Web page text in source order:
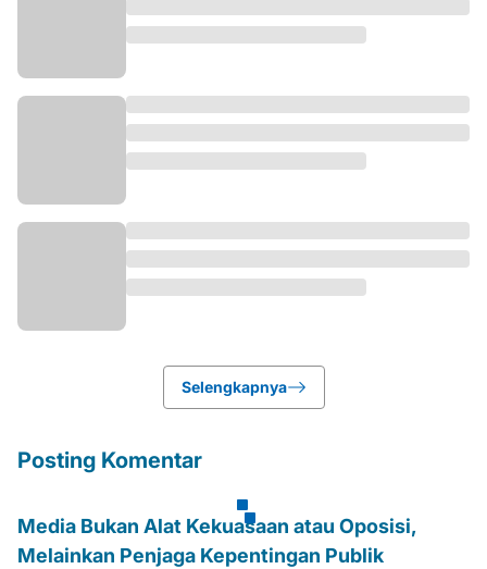
Selengkapnya
Posting Komentar
Media Bukan Alat Kekuasaan atau Oposisi,
Melainkan Penjaga Kepentingan Publik